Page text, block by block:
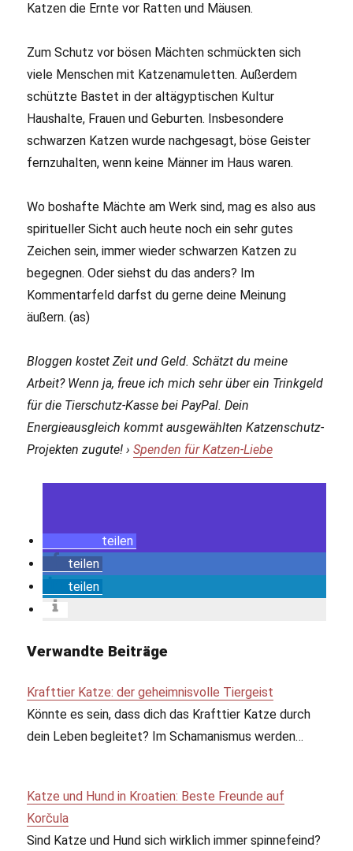
Katzen die Ernte vor Ratten und Mäusen.
Zum Schutz vor bösen Mächten schmückten sich
viele Menschen mit Katzenamuletten. Außerdem
schützte Bastet in der altägyptischen Kultur
Haushalte, Frauen und Geburten. Insbesondere
schwarzen Katzen wurde nachgesagt, böse Geister
fernzuhalten, wenn keine Männer im Haus waren.
Wo boshafte Mächte am Werk sind, mag es also aus
spiritueller Sicht auch heute noch ein sehr gutes
Zeichen sein, immer wieder schwarzen Katzen zu
begegnen. Oder siehst du das anders? Im
Kommentarfeld darfst du gerne deine Meinung
äußern. (as)
Bloggen kostet Zeit und Geld. Schätzt du meine
Arbeit? Wenn ja, freue ich mich sehr über ein Trinkgeld
für die Tierschutz-Kasse bei PayPal. Dein
Energieausgleich kommt ausgewählten Katzenschutz-
Projekten zugute! ›Spenden für Katzen-Liebe
teilen
teilen
teilen
Verwandte Beiträge
Krafttier Katze: der geheimnisvolle Tiergeist
Könnte es sein, dass dich das Krafttier Katze durch
dein Leben begleitet? Im Schamanismus werden…
Katze und Hund in Kroatien: Beste Freunde auf
Korčula
Sind Katze und Hund sich wirklich immer spinnefeind?